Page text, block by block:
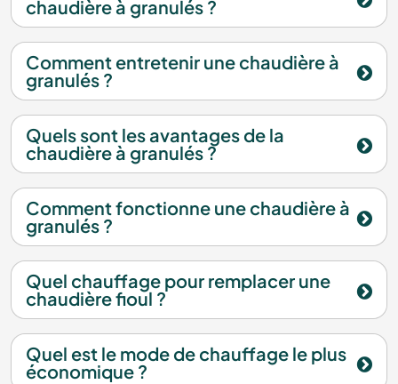
chaudière à granulés ?
Comment entretenir une chaudière à
granulés ?
Quels sont les avantages de la
chaudière à granulés ?
Comment fonctionne une chaudière à
granulés ?
Quel chauffage pour remplacer une
chaudière fioul ?
Quel est le mode de chauffage le plus
économique ?